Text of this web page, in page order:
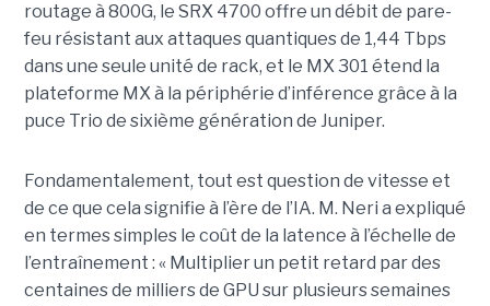
routage à 800G, le SRX 4700 offre un débit de pare-
feu résistant aux attaques quantiques de 1,44 Tbps
dans une seule unité de rack, et le MX 301 étend la
plateforme MX à la périphérie d’inférence grâce à la
puce Trio de sixième génération de Juniper.
Fondamentalement, tout est question de vitesse et
de ce que cela signifie à l’ère de l’IA. M. Neri a expliqué
en termes simples le coût de la latence à l’échelle de
l’entraînement : « Multiplier un petit retard par des
centaines de milliers de GPU sur plusieurs semaines